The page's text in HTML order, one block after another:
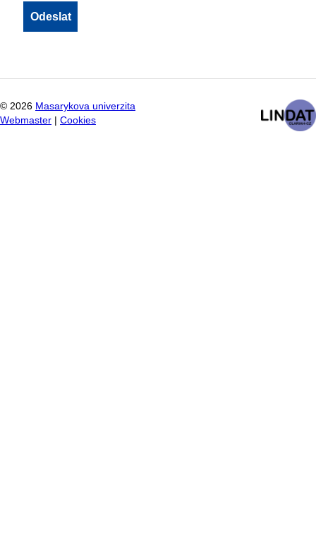
© 2026 Masarykova univerzita
Webmaster
Cookies